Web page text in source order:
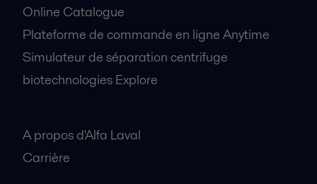
Online Catalogue
Plateforme de commande en ligne Anytime
Simulateur de séparation centrifuge
biotechnologies Explore
A propos d'Alfa Laval
Carrière